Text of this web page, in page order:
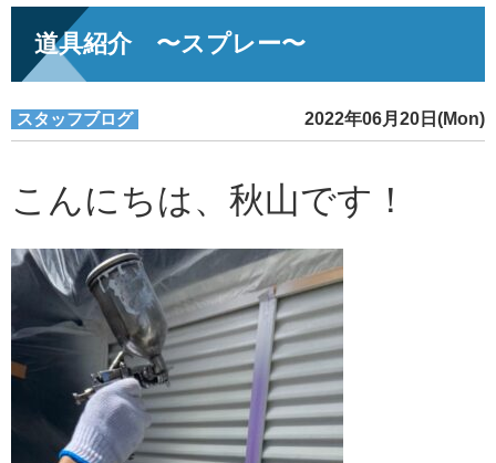
道具紹介 〜スプレー〜
スタッフブログ 2022年06月20日(Mon)
こんにちは、秋山です！